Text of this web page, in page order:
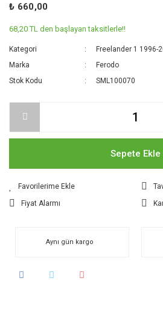
₺ 660,00
68,20 TL den başlayan taksitlerle!!
Kategori
Freelander 1 1996-
Marka
Ferodo
Stok Kodu
SML100070
Sepete Ekle
Fiyat Alarmı
Aynı gün kargo